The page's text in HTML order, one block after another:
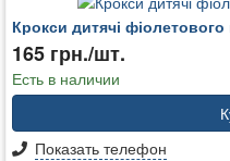
Крокси дитячі
165 грн./шт.
Есть в наличии
Показать телефон